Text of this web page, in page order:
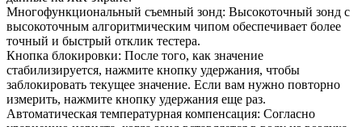
Многофункциональный съемный зонд: Высокоточный зонд с
высокоточным алгоритмическим чипом обеспечивает более
точный и быстрый отклик тестера.
Кнопка блокировки: После того, как значение
стабилизируется, нажмите кнопку удержания, чтобы
заблокировать текущее значение. Если вам нужно повторно
измерить, нажмите кнопку удержания еще раз.
Автоматическая температурная компенсация: Согласно